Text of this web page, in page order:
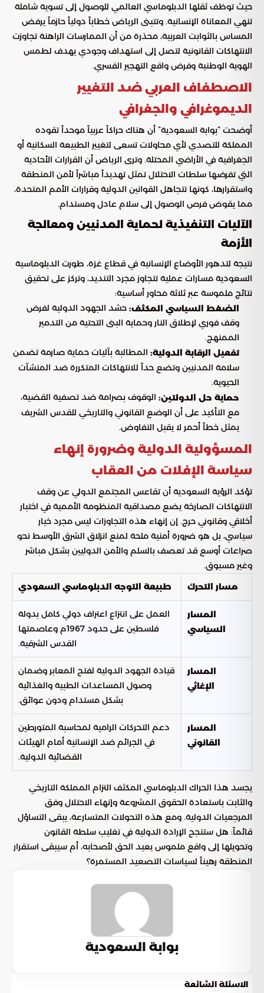
حيث توظف ثقلها الدبلوماسي العالمي للوصول إلى تسوية شاملة
تنهي المعاناة الإنسانية. وتتبنى الرياض خطاباً دولياً حازماً يرفض
المساس بالثوابت العربية، محذرة من أن الممارسات الراهنة تجاوزت
الانتهاكات القانونية لتصل إلى استهداف وجودي يهدف لطمس
الهوية الوطنية وفرض واقع التهجير القسري.
الاصطفاف العربي ضد التغيير
الديموغرافي والجغرافي
أوضحت “بوابة السعودية” أن هناك حراكاً عربياً موحداً تقوده
المملكة للتصدي لأي محاولات تسعى لتغيير الطبيعة السكانية أو
الجغرافية في الأراضي المحتلة. وترى الرياض أن القرارات الأحادية
التي تفرضها سلطات الاحتلال تمثل تهديداً مباشراً لأمن المنطقة
واستقرارها، كونها تتجاهل القوانين الدولية وقرارات الأمم المتحدة،
مما يقوض فرص الوصول إلى سلام عادل ومستدام.
الآليات التنفيذية لحماية المدنيين ومعالجة
الأزمة
نتيجة لتدهور الأوضاع الإنسانية في قطاع غزة، طورت الدبلوماسية
السعودية مسارات عملية تتجاوز مجرد التنديد، وتركز على تحقيق
نتائج ملموسة عبر ثلاثة محاور أساسية:
الضغط السياسي المكثف: حشد الجهود الدولية لفرض
وقف فوري لإطلاق النار وحماية البنى التحتية من التدمير
الممنهج.
تفعيل الرقابة الدولية: المطالبة بآليات حماية صارمة تضمن
سلامة المدنيين وتضع حداً للانتهاكات المتكررة ضد المنشآت
الحيوية.
حماية حل الدولتين: الوقوف بصرامة ضد تصفية القضية،
مع التأكيد على أن الوضع القانوني والتاريخي للقدس الشريف
يمثل خطاً أحمر لا يقبل التفاوض.
المسؤولية الدولية وضرورة إنهاء
سياسة الإفلات من العقاب
تؤكد الرؤية السعودية أن تقاعس المجتمع الدولي عن وقف
الانتهاكات الصارخة يضع مصداقية المنظومة الأممية في اختبار
أخلاقي وقانوني حرج. إن إنهاء هذه التجاوزات ليس مجرد خيار
سياسي، بل هو ضرورة أمنية ملحة لمنع انزلاق الشرق الأوسط نحو
صراعات أوسع قد تعصف بالسلم والأمن الدوليين بشكل مباشر
وغير مسبوق.
مسار التحرك
طبيعة التوجه الدبلوماسي السعودي
المسار
السياسي
العمل على انتزاع اعتراف دولي كامل بدولة
فلسطين على حدود 1967م وعاصمتها
القدس الشرقية.
المسار
الإغاثي
قيادة الجهود الدولية لفتح المعابر وضمان
وصول المساعدات الطبية والغذائية
بشكل مستدام ودون عوائق.
المسار
القانوني
دعم التحركات الرامية لمحاسبة المتورطين
في الجرائم ضد الإنسانية أمام الهيئات
القضائية الدولية.
يجسد هذا الحراك الدبلوماسي المكثف التزام المملكة التاريخي
والثابت باستعادة الحقوق المشروعة وإنهاء الاحتلال وفق
المرجعيات الدولية. ومع هذه التحولات المتسارعة، يبقى التساؤل
قائماً: هل ستنجح الإرادة الدولية في تغليب سلطة القانون
وتحويلها إلى واقع ملموس يعيد الحق لأصحابه، أم سيبقى استقرار
المنطقة رهيناً لسياسات التصعيد المستمرة؟
بوابة السعودية
الاسئلة الشائعة